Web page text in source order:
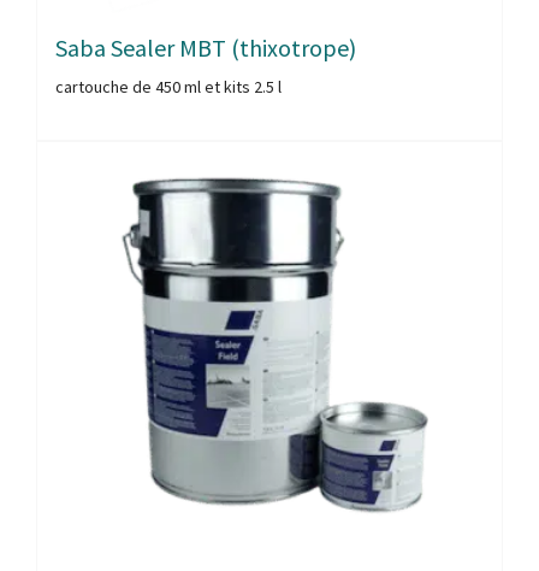
Saba Sealer MBT (thixotrope)
cartouche de 450 ml et kits 2.5 l